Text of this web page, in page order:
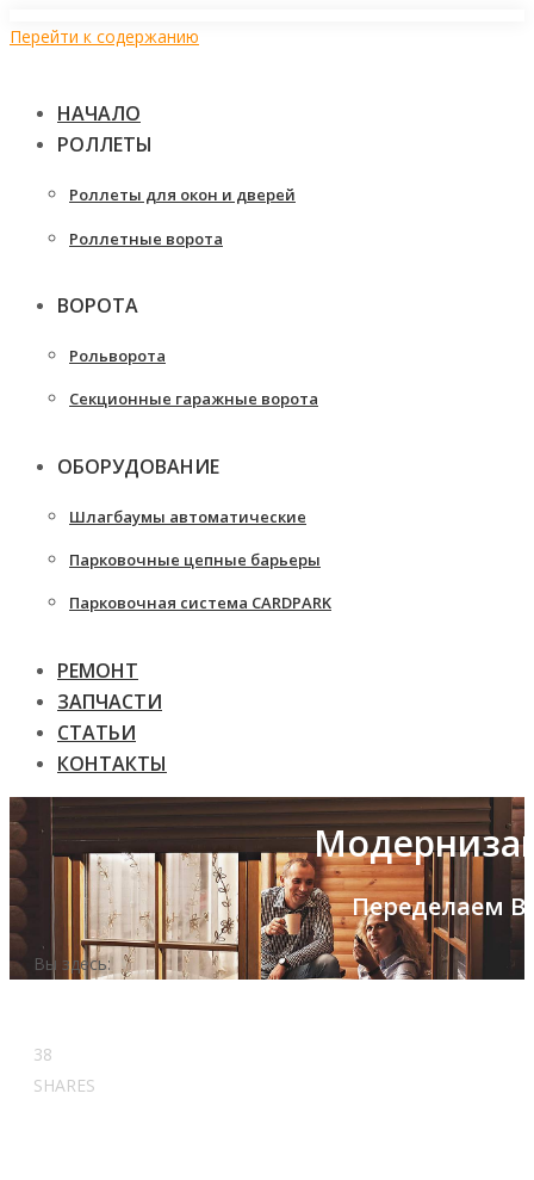
Перейти к содержанию
НАЧАЛО
РОЛЛЕТЫ
Роллеты для окон и дверей
Роллетные ворота
ВОРОТА
Рольворота
Секционные гаражные ворота
ОБОРУДОВАНИЕ
Шлагбаумы автоматические
Парковочные цепные барьеры
Парковочная система CARDPARK
РЕМОНТ
ЗАПЧАСТИ
СТАТЬИ
КОНТАКТЫ
Переделаем
Вы здесь:
38
SHARES